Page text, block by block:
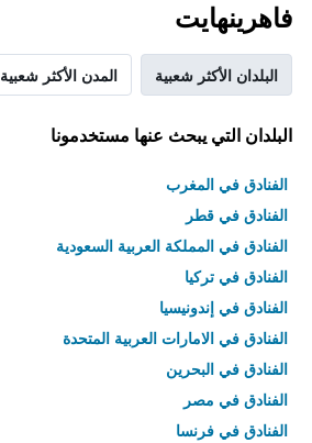
فاهرينهايت
البلدان الأكثر شعبية المدن الأكثر شعبية
البلدان التي يبحث عنها مستخدمونا
الفنادق في المغرب
الفنادق في قطر
الفنادق في المملكة العربية السعودية
الفنادق في تركيا
الفنادق في إندونيسيا
الفنادق في الامارات العربية المتحدة
الفنادق في البحرين
الفنادق في مصر
الفنادق في فرنسا